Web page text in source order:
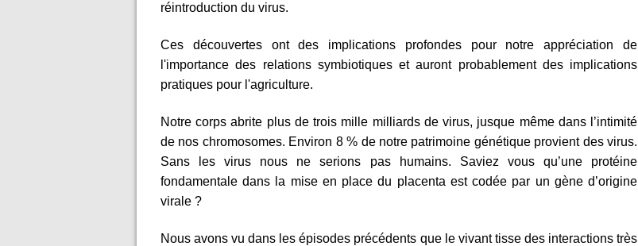
réintroduction du virus.
Ces découvertes ont des implications profondes pour notre appréciation de
l'importance des relations symbiotiques et auront probablement des implications
pratiques pour l'agriculture.
Notre corps abrite plus de trois mille milliards de virus, jusque même dans l’intimité
de nos chromosomes. Environ 8 % de notre patrimoine génétique provient des virus.
Sans les virus nous ne serions pas humains. Saviez vous qu’une protéine
fondamentale dans la mise en place du placenta est codée par un gène d’origine
virale ?
Nous avons vu dans les épisodes précédents que le vivant tisse des interactions très